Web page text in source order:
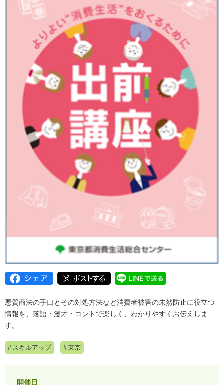
悪質商法の手口とその対処方法など消費者被害の未然防止に役立つ
情報を、落語・漫才・コントで楽しく、わかりやすくお伝えしま
す。
スキルアップ 東京
開催日